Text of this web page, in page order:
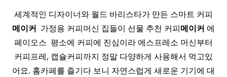
세계적인 디자이너와 월드 바리스타가 만든 스마트 커피
메이커 ​ 가정용 커피머신 집들이 선물 추천 커피메이커 에
페이오스 ​ 평소에 커피에 진심이라 에스프레소 머신부터
커피프레, 캡슐커피까지 정말 다양하게 사용해서 먹고있
어요. 홈카페를 즐기다 보니 자연스럽게 새로운 기기에 대